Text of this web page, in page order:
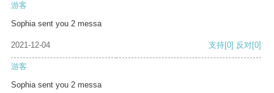
游客
Sophia sent you 2 messa
2021-12-04 支持[0] 反对[0]
游客
Sophia sent you 2 messa